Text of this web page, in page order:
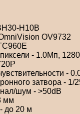
H10B
OV9732
- 1.0Мп,
-
затвора - 1/
шум - >50dB
мм
до 20 м